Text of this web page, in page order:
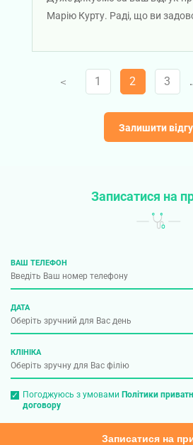
Марію Курту. Раді, що ви
V 1 2 3
Залишити
Записатися на
ВАШ ТЕЛЕФОН
ДАТА
КЛІНІКА
Погоджуюсь з умовами Політики
договору
Записатися на